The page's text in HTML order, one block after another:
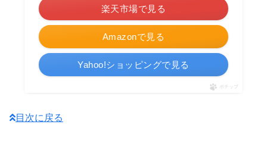
Amazonで見る
楽天市場で見る
Yahoo!ショッピングで見る
ポチップ
目次に戻る